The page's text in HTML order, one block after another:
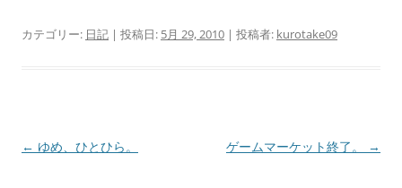
カテゴリー: 日記 | 投稿日: 5月 29, 2010 | 投稿者: kurotake09
投
← ゆめ、ひとひら。 ゲームマーケット終了。 →